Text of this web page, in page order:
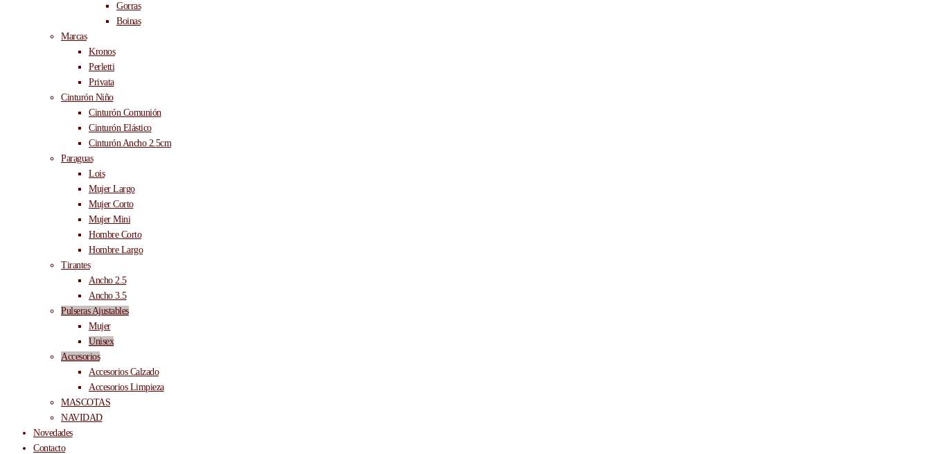
Gorras
Boinas
Marcas
Kronos
Perletti
Privata
Cinturón Niño
Cinturón Comunión
Cinturón Elástico
Cinturón Ancho 2.5cm
Paraguas
Lois
Mujer Largo
Mujer Corto
Mujer Mini
Hombre Corto
Hombre Largo
Tirantes
Ancho 2.5
Ancho 3.5
Pulseras Ajustables
Mujer
Unisex
Accesorios
Accesorios Calzado
Accesorios Limpieza
MASCOTAS
NAVIDAD
Novedades
Contacto